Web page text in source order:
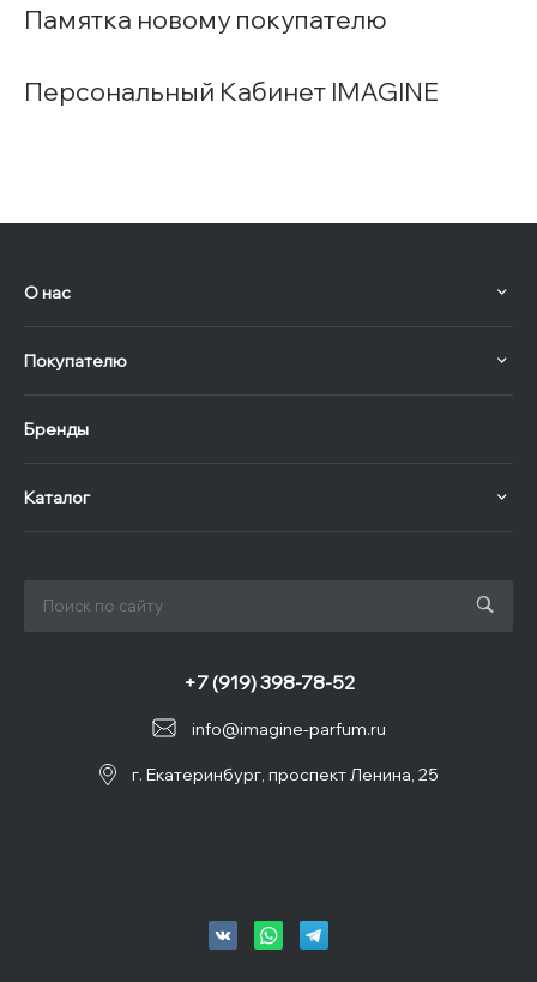
Памятка новому покупателю
Персональный Кабинет IMAGINE
О нас
Покупателю
Бренды
Каталог
info@imagine-parfum.ru
+7 (919) 398-78-52
г. Екатеринбург, проспект Ленина, 25